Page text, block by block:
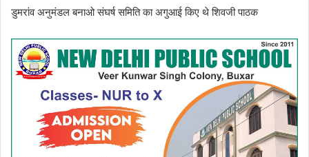
डुमरांव अनुमंडल बनाओ संघर्ष समिति का अगुआई किए थे शिवजी पाठक